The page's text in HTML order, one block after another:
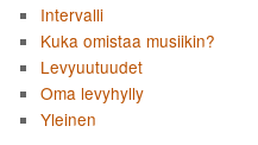
Intervalli
Kuka omistaa musiikin?
Levyuutuudet
Oma levyhylly
Yleinen